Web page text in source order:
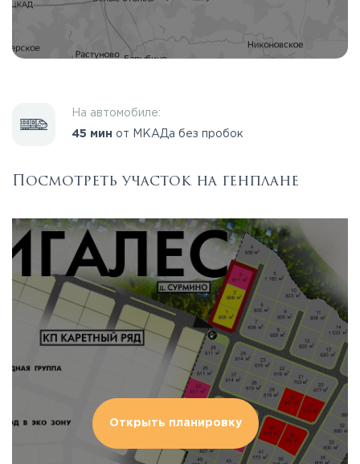
На автомобиле:
45 мин от МКАДа без пробок
Посмотреть участок на генплане
Открыть планировку